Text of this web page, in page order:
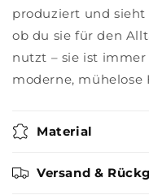
produziert und sieht
ob du sie für den
nutzt – sie ist
moderne, mühelose
Material
Versand &